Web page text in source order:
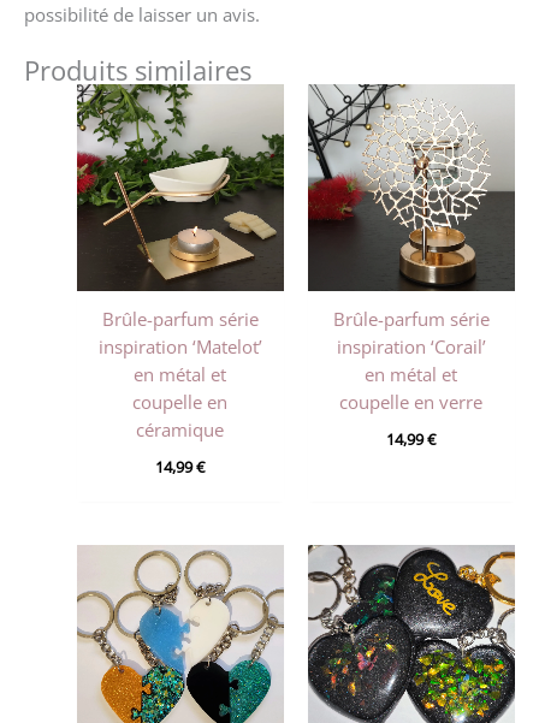
possibilité de laisser un avis.
Produits similaires
Brûle-parfum série
inspiration ‘Matelot’
en métal et
coupelle en
céramique
14,99€
Brûle-parfum série
inspiration ‘Corail’
en métal et
coupelle en verre
14,99€